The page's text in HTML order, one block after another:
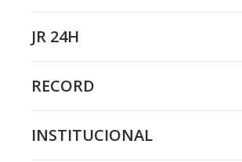
JR 24H
RECORD
INSTITUCIONAL